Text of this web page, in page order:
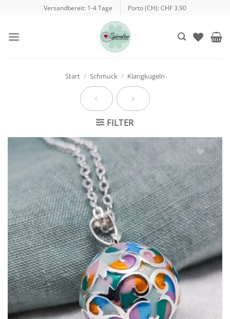
springen
Versandbereit: 1-4 Tage Porto (CH): CHF 3.90
Start / Schmuck / Klangkugeln
FILTER
Auf die
Wunschliste